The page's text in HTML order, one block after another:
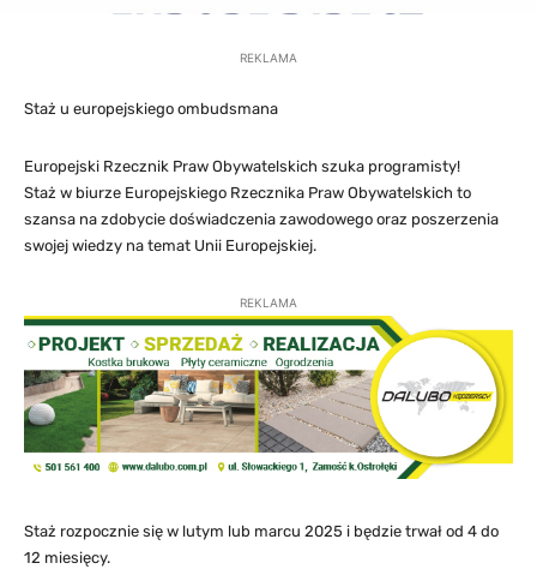
REKLAMA
Staż u europejskiego ombudsmana
Europejski Rzecznik Praw Obywatelskich szuka programisty!
Staż w biurze Europejskiego Rzecznika Praw Obywatelskich to
szansa na zdobycie doświadczenia zawodowego oraz poszerzenia
swojej wiedzy na temat Unii Europejskiej.
REKLAMA
Staż rozpocznie się w lutym lub marcu 2025 i będzie trwał od 4 do
12 miesięcy.